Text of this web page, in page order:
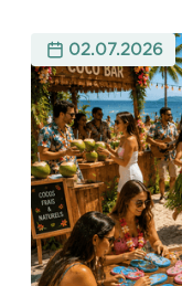
02.07.2026